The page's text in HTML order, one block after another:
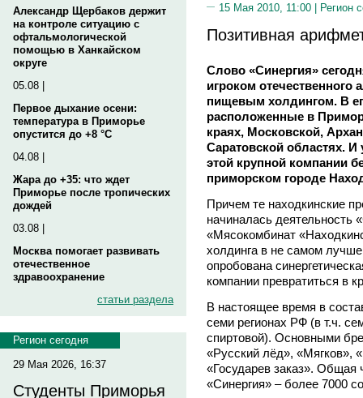
Александр Щербаков держит
на контроле ситуацию с
офтальмологической
помощью в Ханкайском
округе
05.08 |
Первое дыхание осени:
температура в Приморье
опустится до +8 °C
04.08 |
Жара до +35: что ждет
Приморье после тропических
дождей
03.08 |
Москва помогает развивать
отечественное
здравоохранение
статьи раздела
Регион сегодня
29 Мая 2026, 16:37
Студенты Приморья
15 Мая 2010, 11:00 | Регион
Позитивная
Слово «Синергия»
игроком
пищевым холдингом. В
расположенные в
краях, Московской,
Саратовской областях. И
этой крупной компании
приморском городе
Причем те находкинские
начиналась
«Мясокомбинат
холдинга в не самом
опробована
компании превратиться в
В настоящее время в
семи регионах РФ (в т.ч.
спиртовой). Основными
«Русский лёд», «Мягков»,
«Государев заказ».
«Синергия» – более 7000